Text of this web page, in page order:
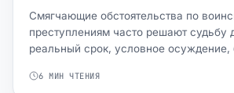
Смягчающие обстоятельства по
преступлениям часто решают судьбу
реальный срок, условное осуждение,
6 МИН ЧТЕНИЯ